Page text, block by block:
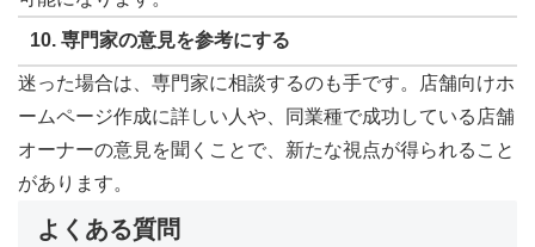
10. 専門家の意見を参考にする
迷った場合は、専門家に相談するのも手です。店舗向けホ
ームページ作成に詳しい人や、同業種で成功している店舗
オーナーの意見を聞くことで、新たな視点が得られること
があります。
よくある質問